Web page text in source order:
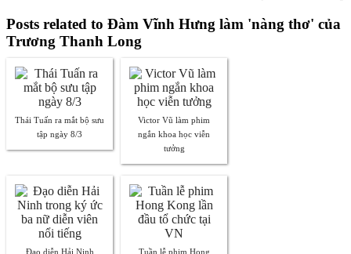
Posts related to Đàm Vĩnh Hưng làm 'nàng thơ' của
Trương Thanh Long
Thái Tuấn ra mắt bộ sưu
tập ngày 8/3
Victor Vũ làm phim
ngắn khoa học viễn
tưởng
Đạo diễn Hải Ninh
Tuần lễ phim Hong